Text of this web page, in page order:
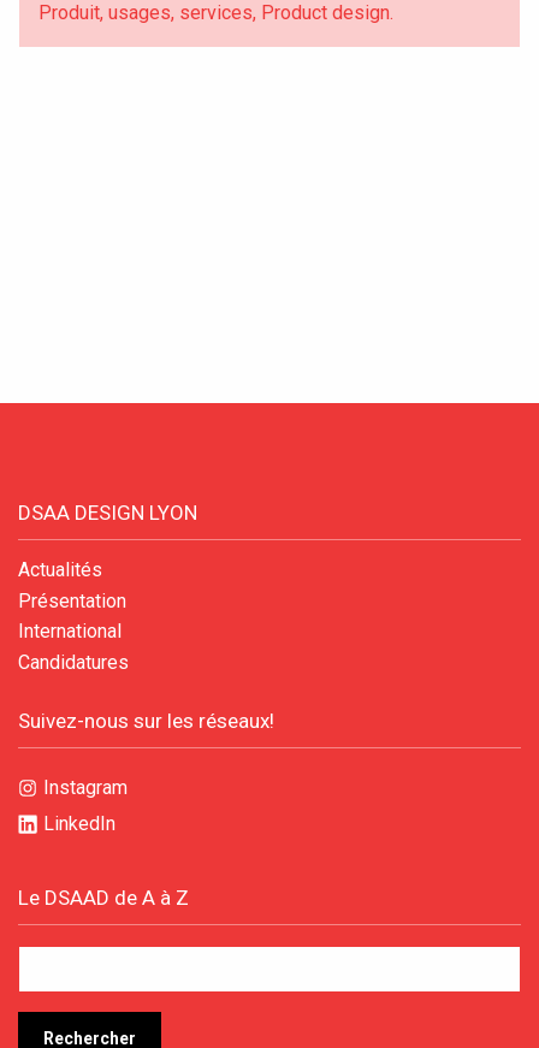
Produit, usages, services, Product design.
DSAA DESIGN LYON
Actualités
Présentation
International
Candidatures
Suivez-nous sur les réseaux!
Instagram
LinkedIn
Le DSAAD de A à Z